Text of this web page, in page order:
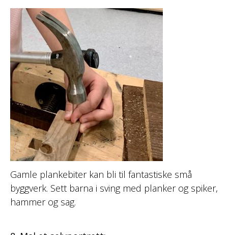
Gamle plankebiter kan bli til fantastiske små
byggverk. Sett barna i sving med planker og spiker,
hammer og sag.